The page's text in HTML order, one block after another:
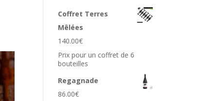
Coffret Terres
Mêlées
140.00€
Prix pour un coffret de 6
bouteilles
Regagnade
86.00€